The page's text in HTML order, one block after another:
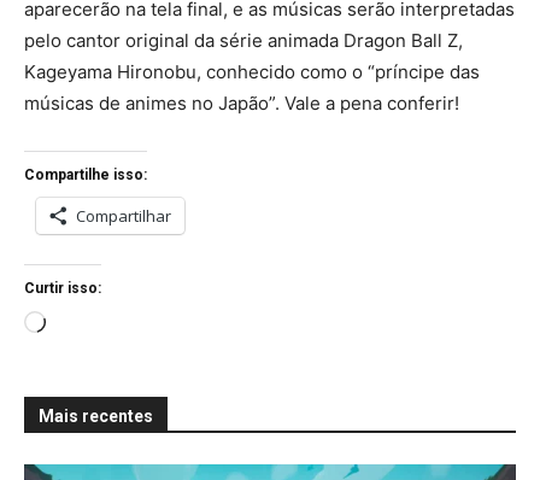
aparecerão na tela final, e as músicas serão interpretadas
pelo cantor original da série animada Dragon Ball Z,
Kageyama Hironobu, conhecido como o “príncipe das
músicas de animes no Japão”. Vale a pena conferir!
Compartilhe isso:
Compartilhar
Curtir isso:
C
r
Mais recentes